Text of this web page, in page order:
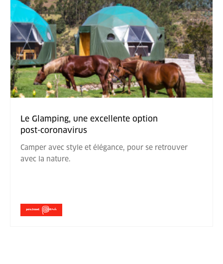
Le Glamping, une excellente option
post-coronavirus
Camper avec style et élégance, pour se retrouver
avec la nature.